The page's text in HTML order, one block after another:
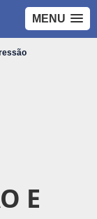
MENU
E